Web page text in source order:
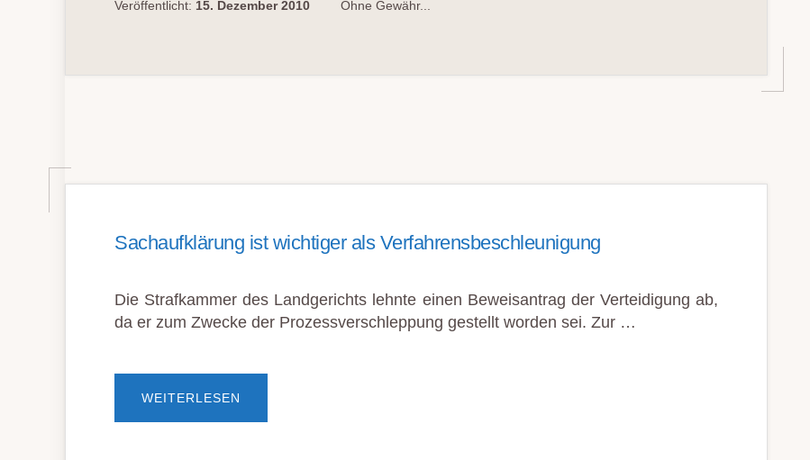
Veröffentlicht: 15. Dezember 2010 Ohne Gewähr...
Sachaufklärung ist wichtiger als Verfahrensbeschleunigung
Die Strafkammer des Landgerichts lehnte einen Beweisantrag der Verteidigung ab,
da er zum Zwecke der Prozessverschleppung gestellt worden sei. Zur …
WEITERLESEN
WICHTIGER